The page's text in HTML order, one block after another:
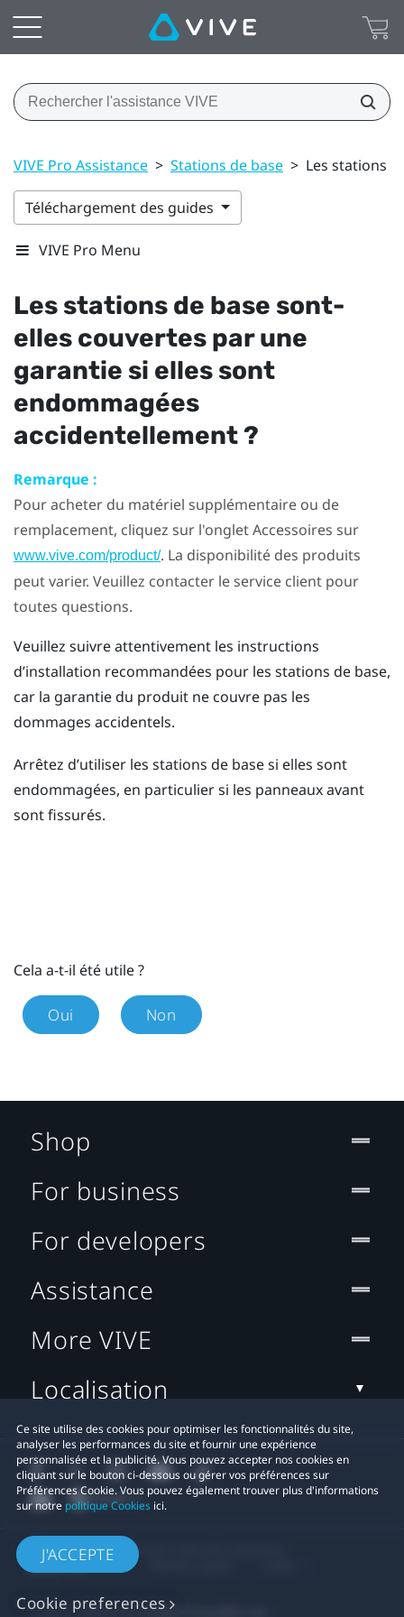
VIVE Pro Assistance > Stations de base > Les stations
Téléchargement des guides
VIVE Pro Menu
Les stations de base sont-
elles couvertes par une
garantie si elles sont
endommagées
accidentellement ?
Remarque :
Pour acheter du matériel supplémentaire ou de
remplacement, cliquez sur l'onglet Accessoires sur
www.vive.com/product/. La disponibilité des produits
peut varier. Veuillez contacter le service client pour
toutes questions.
Veuillez suivre attentivement les instructions
d’installation recommandées pour les stations de base,
car la garantie du produit ne couvre pas les
dommages accidentels.
Arrêtez d’utiliser les stations de base si elles sont
endommagées, en particulier si les panneaux avant
sont fissurés.
Cela a-t-il été utile ?
Oui Non
Ce site utilise des cookies pour optimiser les fonctionnalités du site,
analyser les performances du site et fournir une expérience
personnalisée et la publicité. Vous pouvez accepter nos cookies en
cliquant sur le bouton ci-dessous ou gérer vos préférences sur
Préférences Cookie. Vous pouvez également trouver plus d'informations
sur notre politique Cookies ici.
J'ACCEPTE
Cookie preferences
Shop
For business
For developers
Assistance
More VIVE
Localisation
© 2011-2026 HTC Corporation
Contact confidentialité:Global-Privacy@htc.com